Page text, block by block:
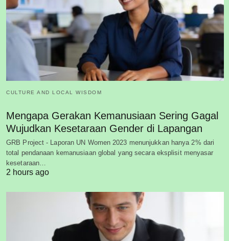
CULTURE AND LOCAL WISDOM
Mengapa Gerakan Kemanusiaan Sering Gagal
Wujudkan Kesetaraan Gender di Lapangan
GRB Project - Laporan UN Women 2023 menunjukkan hanya 2% dari
total pendanaan kemanusiaan global yang secara eksplisit menyasar
kesetaraan…
2 hours ago